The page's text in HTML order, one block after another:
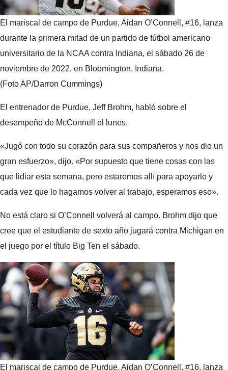
El mariscal de campo de Purdue, Aidan O’Connell, #16, lanza
durante la primera mitad de un partido de fútbol americano
universitario de la NCAA contra Indiana, el sábado 26 de
noviembre de 2022, en Bloomington, Indiana.
(Foto AP/Darron Cummings)
El entrenador de Purdue, Jeff Brohm, habló sobre el
desempeño de McConnell el lunes.
«Jugó con todo su corazón para sus compañeros y nos dio un
gran esfuerzo», dijo. «Por supuesto que tiene cosas con las
que lidiar esta semana, pero estaremos allí para apoyarlo y
cada vez que lo hagamos volver al trabajo, esperamos eso».
No está claro si O’Connell volverá al campo. Brohm dijo que
cree que el estudiante de sexto año jugará contra Michigan en
el juego por el título Big Ten el sábado.
El mariscal de campo de Purdue, Aidan O’Connell, #16, lanza